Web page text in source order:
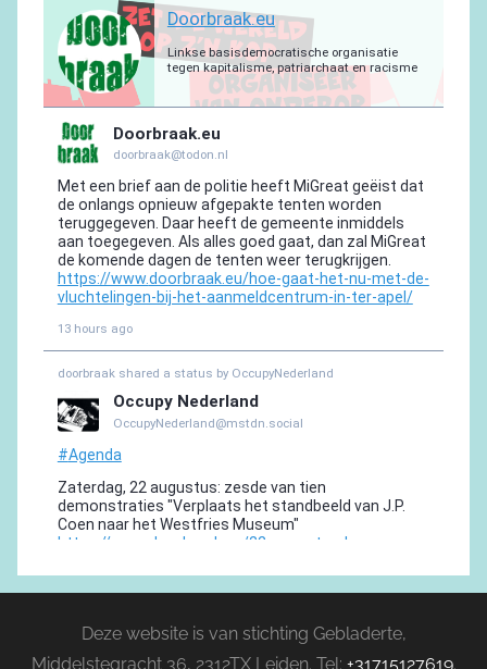
Deze website is van stichting Gebladerte,
Middelstegracht 36, 2312TX Leiden. Tel: +31715127619.